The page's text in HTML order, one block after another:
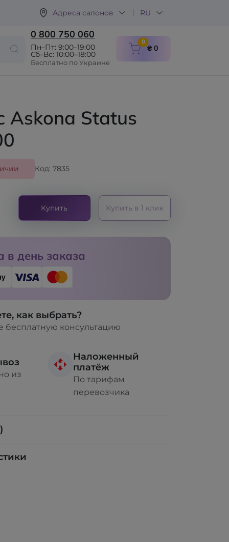
Адреса салонов RU
0 800 750 060
Пн–Пт: 9:00–19:00
Сб–Вс: 10:00–18:00
Бесплатно по Украине
0items in cart
₴ 0
Askona Status
Код: 7835
Купить Купить в 1 клик
в день заказа
как выбрать?
бесплатную консультацию
из
Наложенный
платёж
По тарифам
перевозчика